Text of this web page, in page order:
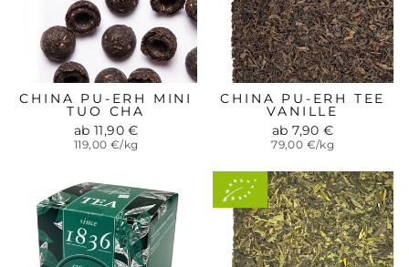
CHINA PU-ERH MINI
TUO CHA
ab 11,90 €
119,00 €/kg
CHINA PU-ERH TEE
VANILLE
ab 7,90 €
79,00 €/kg
Aus
kontrolliert-
biologischem
Anbau